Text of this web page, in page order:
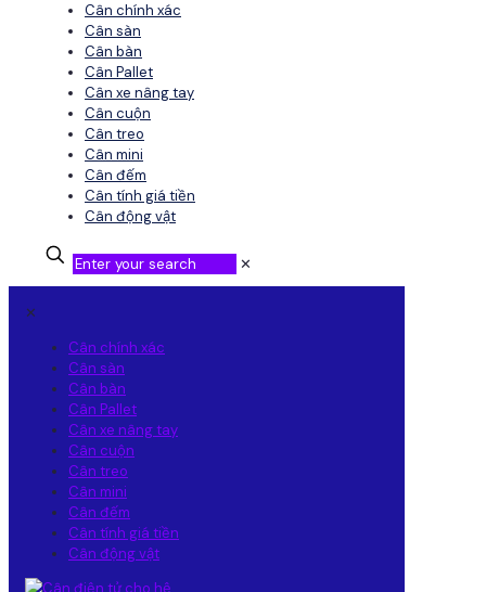
Cân chính xác
Cân sàn
Cân bàn
Cân Pallet
Cân xe nâng tay
Cân cuộn
Cân treo
Cân mini
Cân đếm
Cân tính giá tiền
Cân động vật
✕
✕
Cân chính xác
Cân sàn
Cân bàn
Cân Pallet
Cân xe nâng tay
Cân cuộn
Cân treo
Cân mini
Cân đếm
Cân tính giá tiền
Cân động vật